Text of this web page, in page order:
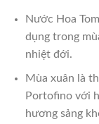
Nước Hoa
dụng trong
nhiệt đới.
Mùa xuân là
Portofino với
hương sảng